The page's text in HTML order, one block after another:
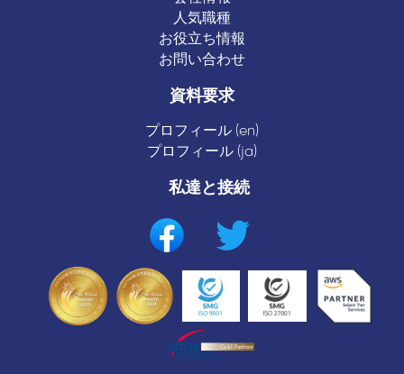
人気職種
お役立ち情報
お問い合わせ
資料要求
プロフィール (en)
プロフィール (ja)
私達と接続